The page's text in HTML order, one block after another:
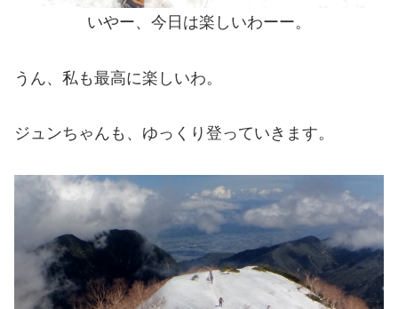
いやー、今日は楽しいわーー。
うん、私も最高に楽しいわ。
ジュンちゃんも、ゆっくり登っていきます。